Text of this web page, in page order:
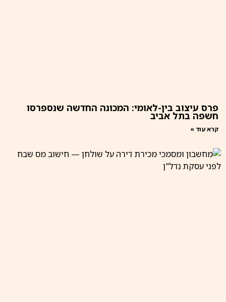
פרס עיצוב בין-לאומי: המכונה החדשה שנספרסו
חשפה בתל אביב
קרא עוד »